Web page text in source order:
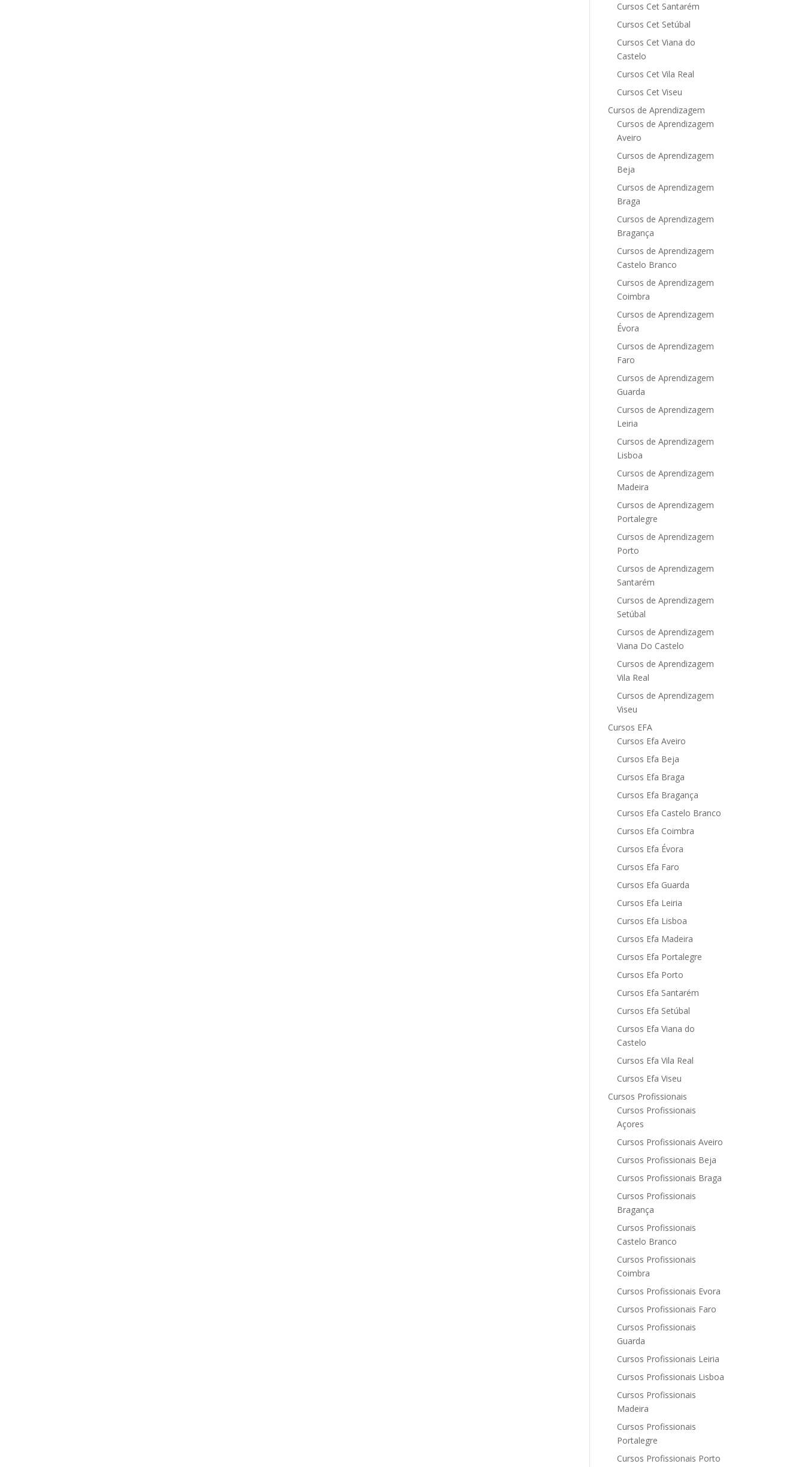
Cursos Cet Santarém
Cursos Cet Setúbal
Cursos Cet Viana do
Castelo
Cursos Cet Vila Real
Cursos Cet Viseu
Cursos de Aprendizagem
Cursos de Aprendizagem
Aveiro
Cursos de Aprendizagem
Beja
Cursos de Aprendizagem
Braga
Cursos de Aprendizagem
Bragança
Cursos de Aprendizagem
Castelo Branco
Cursos de Aprendizagem
Coimbra
Cursos de Aprendizagem
Évora
Cursos de Aprendizagem
Faro
Cursos de Aprendizagem
Guarda
Cursos de Aprendizagem
Leiria
Cursos de Aprendizagem
Lisboa
Cursos de Aprendizagem
Madeira
Cursos de Aprendizagem
Portalegre
Cursos de Aprendizagem
Porto
Cursos de Aprendizagem
Santarém
Cursos de Aprendizagem
Setúbal
Cursos de Aprendizagem
Viana Do Castelo
Cursos de Aprendizagem
Vila Real
Cursos de Aprendizagem
Viseu
Cursos EFA
Cursos Efa Aveiro
Cursos Efa Beja
Cursos Efa Braga
Cursos Efa Bragança
Cursos Efa Castelo Branco
Cursos Efa Coimbra
Cursos Efa Évora
Cursos Efa Faro
Cursos Efa Guarda
Cursos Efa Leiria
Cursos Efa Lisboa
Cursos Efa Madeira
Cursos Efa Portalegre
Cursos Efa Porto
Cursos Efa Santarém
Cursos Efa Setúbal
Cursos Efa Viana do
Castelo
Cursos Efa Vila Real
Cursos Efa Viseu
Cursos Profissionais
Cursos Profissionais
Açores
Cursos Profissionais Aveiro
Cursos Profissionais Beja
Cursos Profissionais Braga
Cursos Profissionais
Bragança
Cursos Profissionais
Castelo Branco
Cursos Profissionais
Coimbra
Cursos Profissionais Evora
Cursos Profissionais Faro
Cursos Profissionais
Guarda
Cursos Profissionais Leiria
Cursos Profissionais Lisboa
Cursos Profissionais
Madeira
Cursos Profissionais
Portalegre
Cursos Profissionais Porto